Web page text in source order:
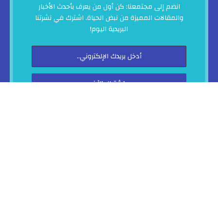
انضم إلى مجتمعنا: كن أول من يعرف بأحدث الأخبار
والمقالات المميزة من نبض الحياة. اشترك في نشرتنا
البريدية اليوم!